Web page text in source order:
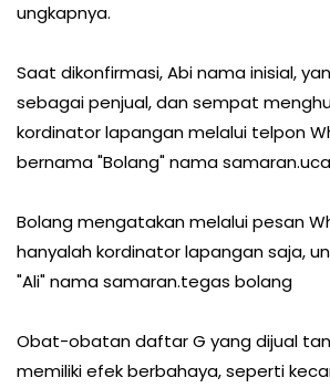
ungkapnya.
Saat dikonfirmasi, Abi nama inisial,
sebagai penjual, dan sempat
kordinator lapangan melalui telpon
bernama "Bolang" nama
Bolang mengatakan melalui pesan
hanyalah kordinator lapangan saja,
"Ali" nama samaran.tegas bolang
Obat-obatan daftar G yang dijual
memiliki efek berbahaya, seperti